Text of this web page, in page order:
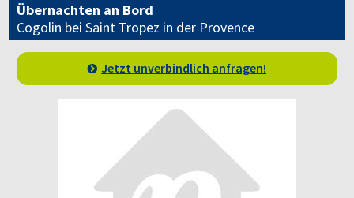
Übernachten an Bord
Cogolin bei Saint Tropez in der Provence
Jetzt unverbindlich anfragen!